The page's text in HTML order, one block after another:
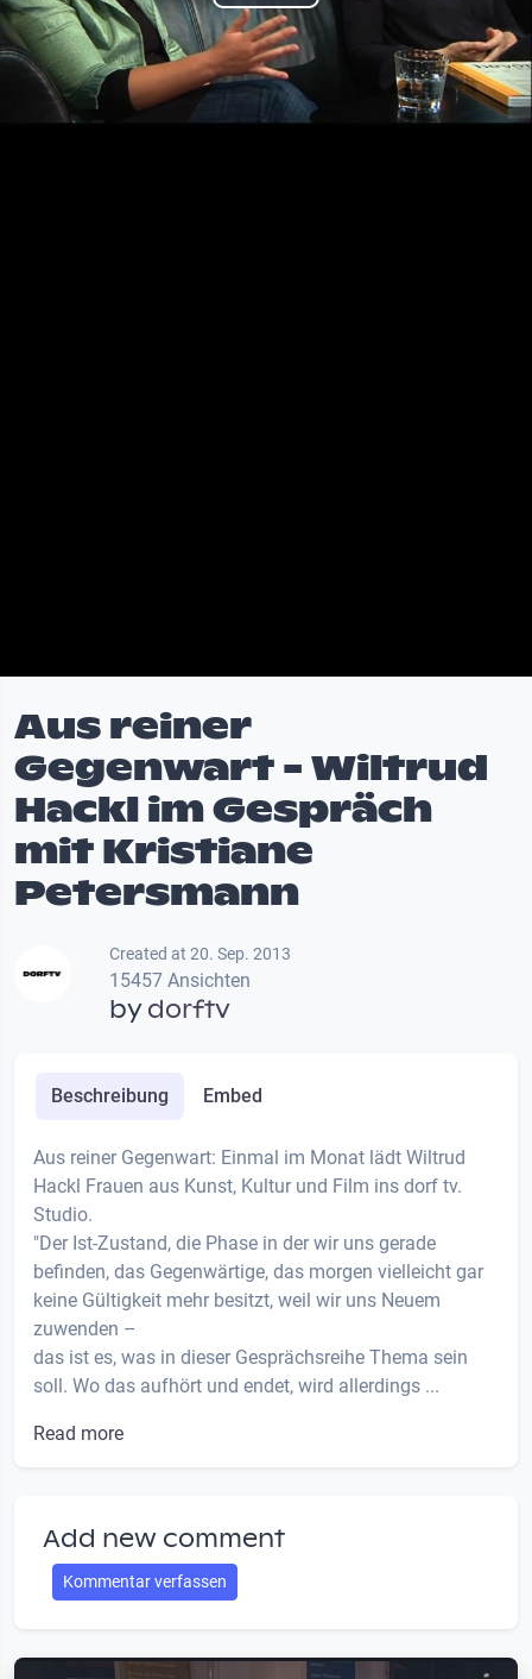
Video
Aus reiner
Gegenwart - Wiltrud
Hackl im Gespräch
mit Kristiane
Petersmann
Created at 20. Sep. 2013
15457 Ansichten
bydorftv
Beschreibung Embed
Aus reiner Gegenwart: Einmal im Monat lädt Wiltrud
Hackl Frauen aus Kunst, Kultur und Film ins dorf tv.
Studio.
"Der Ist-Zustand, die Phase in der wir uns gerade
befinden, das Gegenwärtige, das morgen vielleicht gar
keine Gültigkeit mehr besitzt, weil wir uns Neuem
zuwenden –
das ist es, was in dieser Gesprächsreihe Thema sein
soll. Wo das aufhört und endet, wird allerdings ...
Read more
Add new comment
Kommentar verfassen